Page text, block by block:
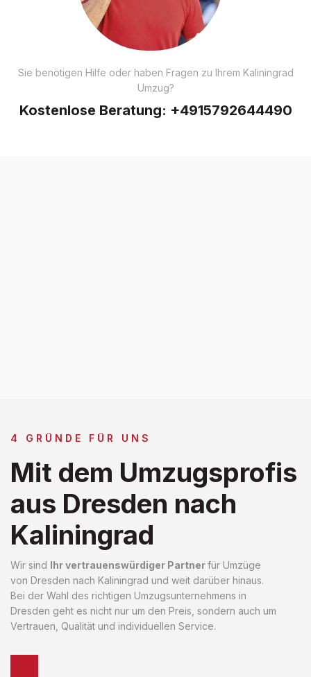
Sie benötigen Hilfe oder haben Fragen zu Ihrem Kaliningrad
Umzug?
Kostenlose Beratung: +4915792644490
4 GRÜNDE FÜR UNS
Mit dem Umzugsprofis
aus Dresden nach
Kaliningrad
Wir sind Ihr vertrauenswürdiger Partnerfür Umzüge
von Dresden nach Kaliningrad und weit darüber hinaus.
Bei der Wahl des richtigen Umzugsunternehmens in
Dresden geht es nicht nur um den Preis, sondern auch um
Vertrauen, Qualität und individuellen Service.